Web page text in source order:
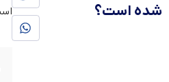
شده است؟